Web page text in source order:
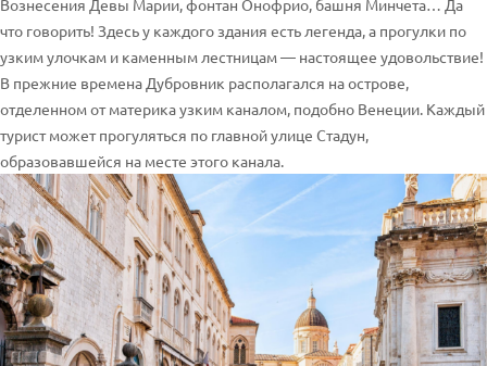
Вознесения Девы Марии, фонтан Онофрио, башня Минчета… Да
что говорить! Здесь у каждого здания есть легенда, а прогулки по
узким улочкам и каменным лестницам — настоящее удовольствие!
В прежние времена Дубровник располагался на острове,
отделенном от материка узким каналом, подобно Венеции. Каждый
турист может прогуляться по главной улице Стадун,
образовавшейся на месте этого канала.